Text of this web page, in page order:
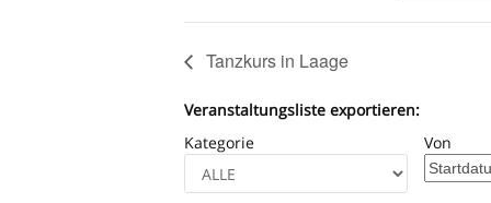
Tanzkurs in Laage
Veranstaltungsliste exportieren:
Kategorie
Von